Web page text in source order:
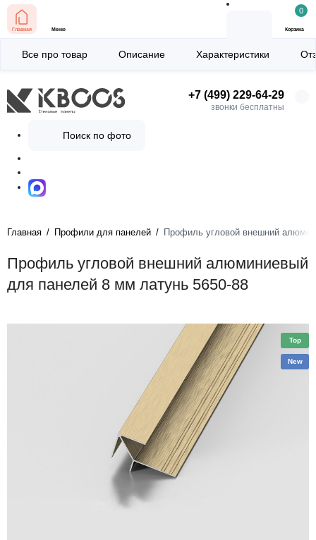
+7 (499) 229-64-29
звонки бесплатны
Поиск по фото
Главная Меню
0
Корзина
Главная Профили для панелей Профиль угловой внешний
Профиль угловой внешний алюминиевый
для панелей 8 мм латунь 5650-88
Все про товар Описание Характеристики
Top
New